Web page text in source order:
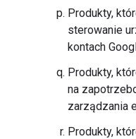
Produkty,
sterowanie
kontach
Produkty,
na
zarządzania
Produkty,